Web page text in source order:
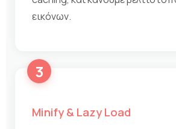
εικόνων.
3
Minify & Lazy Load